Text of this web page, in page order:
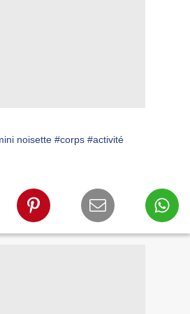
noisette #corps #activité